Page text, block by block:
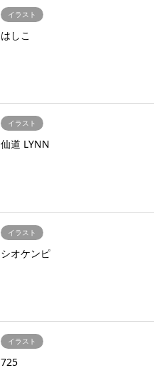
イラスト
はしこ
イラスト
仙道 LYNN
イラスト
シオケンピ
イラスト
725